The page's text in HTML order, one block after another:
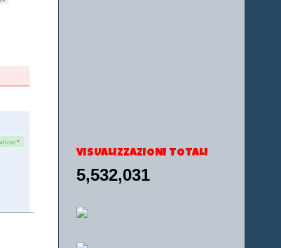
VISUALIZZAZIONI TOTALI
5,532,031